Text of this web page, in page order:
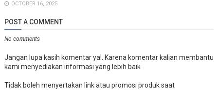
OCTOBER 16, 2025
POST A COMMENT
No comments
Jangan lupa kasih komentar ya!. Karena komentar kalian membantu
kami menyediakan informasi yang lebih baik
Tidak boleh menyertakan link atau promosi produk saat